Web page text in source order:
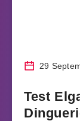
29
Test